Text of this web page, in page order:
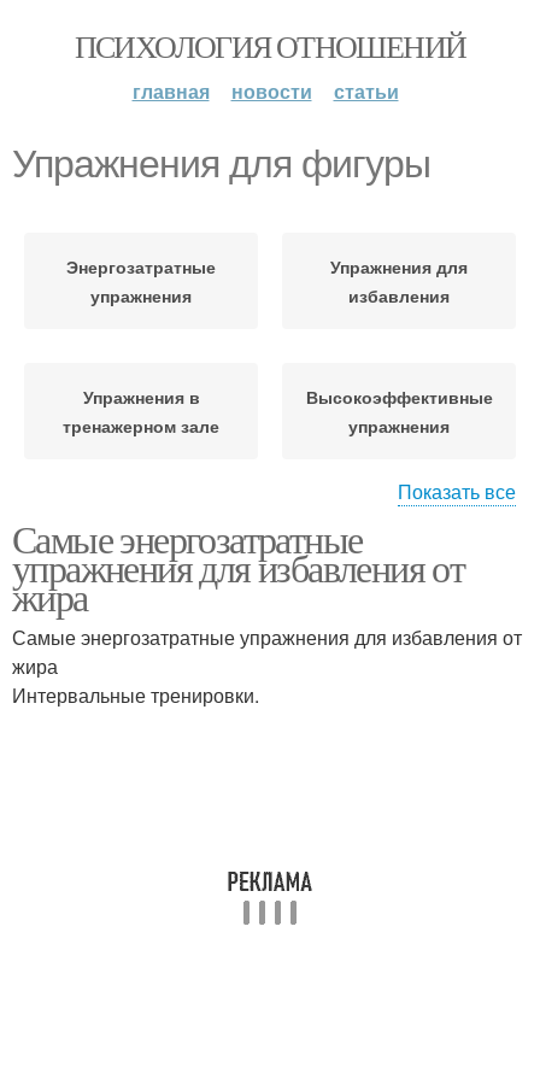
ПСИХОЛОГИЯ ОТНОШЕНИЙ
главная новости статьи
Упражнения для фигуры
Энергозатратные
упражнения
Упражнения для
избавления
Упражнения в
тренажерном зале
Высокоэффективные
упражнения
похудения
бодибилдинге
упражнения
Показать все
Самые энергозатратные
упражнения для избавления от
жира
Самые энергозатратные упражнения для избавления от
жира
Интервальные тренировки.